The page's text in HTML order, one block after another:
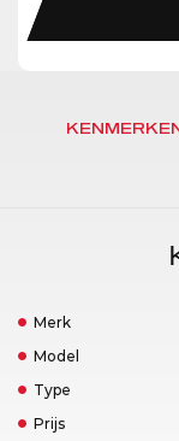
Merk
Model
Type
Prijs